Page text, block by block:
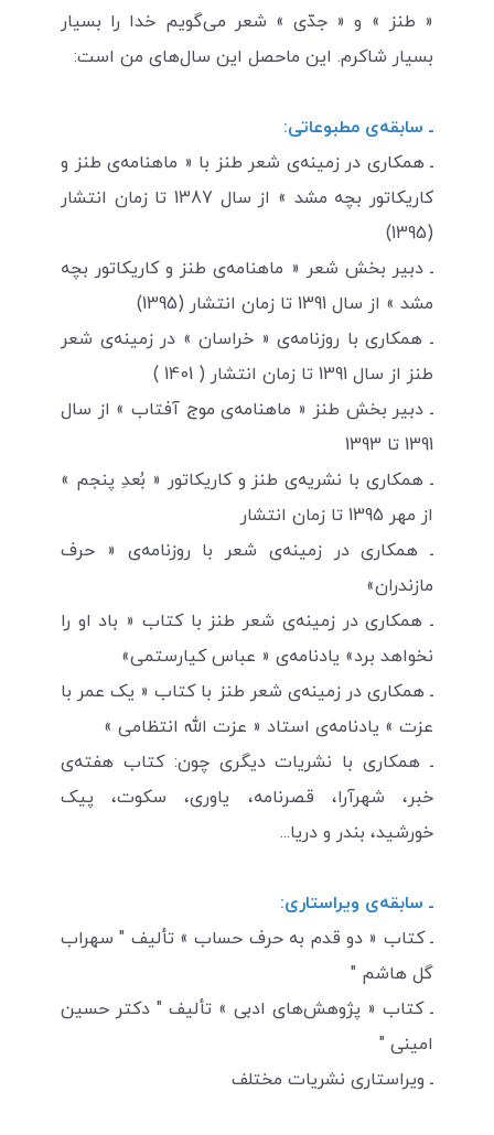
« طنز » و « جدّی » شعر می‌گویم خدا را بسیار
بسیار شاکرم. این ماحصل این سال‌های من است:
ـ سابقه‌ی مطبوعاتی:
ـ همکاری در زمینه‌ی شعر طنز با « ماهنامه‌ی طنز و
کاریکاتور بچه مشد » از سال 1387 تا زمان انتشار
(1395)
ـ دبیر بخش شعر « ماهنامه‌ی طنز و کاریکاتور بچه
مشد » از سال 1391 تا زمان انتشار (1395)
ـ همکاری با روزنامه‌ی « خراسان » در زمینه‌ی شعر
طنز از سال 1391 تا زمان انتشار ( 1401 )
ـ دبیر بخش طنز « ماهنامه‌ی موج آفتاب » از سال
1391 تا 1393
ـ همکاری با نشریه‌ی طنز و کاریکاتور « بُعدِ پنجم »
از مهر 1395 تا زمان انتشار
ـ همکاری در زمینه‌ی شعر با روزنامه‌ی « حرف
مازندران»
ـ همکاری در زمینه‌ی شعر طنز با کتاب « باد او را
نخواهد برد» یادنامه‌ی « عباس کیارستمی»
ـ همکاری در زمینه‌ی شعر طنز با کتاب « یک عمر با
عزت » یادنامه‌ی استاد « عزت الله انتظامی »
ـ همکاری با نشریات دیگری چون: کتاب هفته‌ی
خبر، شهرآرا، قصرنامه، یاوری، سکوت، پیک‌
خورشید، بندر و دریا...
ـ سابقه‌ی ویراستاری:
ـ کتاب « دو قدم به حرف حساب » تألیف " سهراب
گل هاشم "
ـ کتاب « پژوهش‌های ادبی » تألیف " دکتر حسین
امینی "
ـ ویراستاری نشریات مختلف